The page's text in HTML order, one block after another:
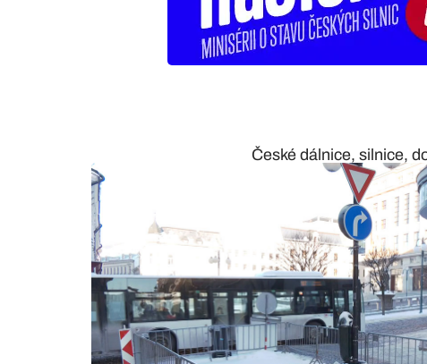
České dálnice, silnice,